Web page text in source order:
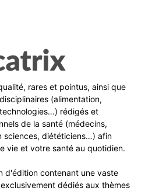
rares et pointus, ainsi que
(alimentation,
rédigés et
de la santé (médecins,
sciences, diététiciens…) afin
vie et votre santé au quotidien.
d'édition contenant une vaste
dédiés aux thèmes